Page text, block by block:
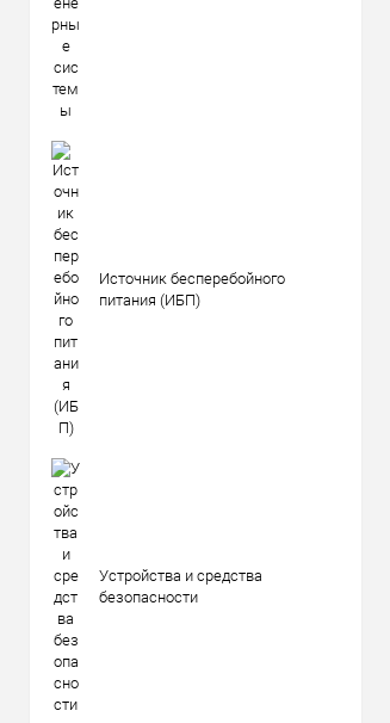
Источник бесперебойного
питания (ИБП)
Устройства и средства
безопасности